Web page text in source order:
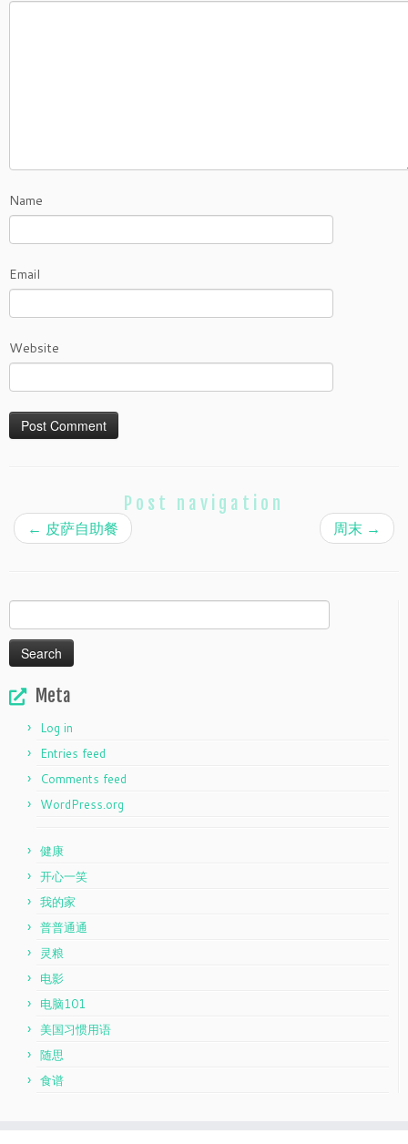
Name
Email
Website
Post navigation
← 皮萨自助餐 周末 →
for:
Meta
Log in
Entries feed
Comments feed
WordPress.org
健康
开心一笑
我的家
普普通通
灵粮
电影
电脑101
美国习惯用语
随思
食谱